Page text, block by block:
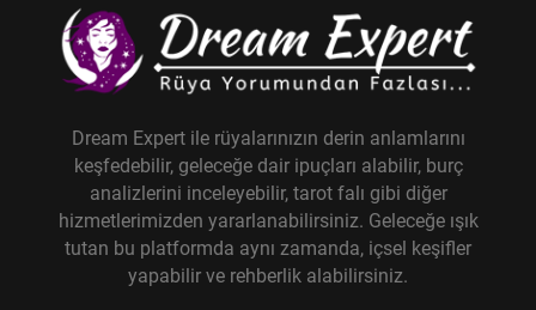
Dream Expert ile rüyalarınızın derin anlamlarını
keşfedebilir, geleceğe dair ipuçları alabilir, burç
analizlerini inceleyebilir, tarot falı gibi diğer
hizmetlerimizden yararlanabilirsiniz. Geleceğe ışık
tutan bu platformda aynı zamanda, içsel keşifler
yapabilir ve rehberlik alabilirsiniz.